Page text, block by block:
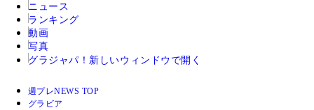
ニュース
ランキング
動画
写真
グラジャパ！ 新しいウィンドウで開く
週プレNEWS TOP
グラビア